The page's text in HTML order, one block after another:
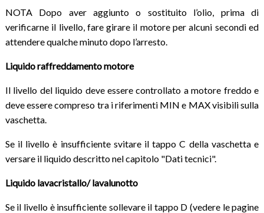
NOTA Dopo aver aggiunto o sostituito l’olio, prima di
verificarne il livello, fare girare il motore per alcuni secondi ed
attendere qualche minuto dopo l’arresto.
Liquido raffreddamento motore
Il livello del liquido deve essere controllato a motore freddo e
deve essere compreso tra i riferimenti MIN e MAX visibili sulla
vaschetta.
Se il livello è insufficiente svitare il tappo C della vaschetta e
versare il liquido descritto nel capitolo "Dati tecnici".
Liquido lavacristallo/ lavalunotto
Se il livello è insufficiente sollevare il tappo D (vedere le pagine